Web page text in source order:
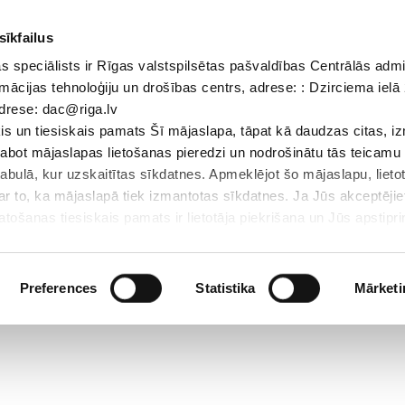
speciālists ir Rīgas valstspilsētas pašvaldības Centrālās
tehnoloģiju un drošības centrs, adrese: : Dzirciema ielā
dac@riga.lv
un tiesiskais pamats Šī mājaslapa, tāpat kā daudzas citas,
mājaslapas lietošanas pieredzi un nodrošinātu tās teicamu
kur uzskaitītas sīkdatnes. Apmeklējot šo mājaslapu,
to, ka mājaslapā tiek izmantotas sīkdatnes. Ja Jūs
tiesiskais pamats ir lietotāja piekrišana un Jūs
aizsardzības un informācijas tehnoloģiju un drošības
1007; elektroniskā pasta adrese: dac@riga.lv
personalizētu saturu un reklāmas, nodrošinātu sociālo
datplūsmu. Informāciju par to, kā jūs izmantojat mūsu vietni,
saziņas līdzekļu, reklamēšanas un analīzes partneriem, kuri
Preferences Statistika
Dokumenti Iepirkumi Projekti Bibliotēka Vakances
Skolotājiem
Sākums /